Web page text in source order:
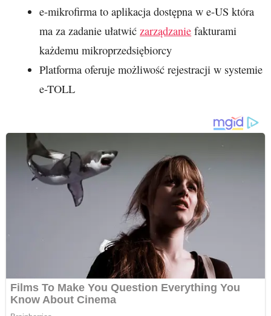
e-mikrofirma to aplikacja dostępna w e-US która
ma za zadanie ułatwić zarządzanie fakturami
każdemu mikroprzedsiębiorcy
Platforma oferuje możliwość rejestracji w systemie
e-TOLL